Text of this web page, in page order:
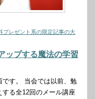
プレゼント系の限定記事の大
ップする魔法の学習
す。 当会では以前、勉
る全12回のメール講座